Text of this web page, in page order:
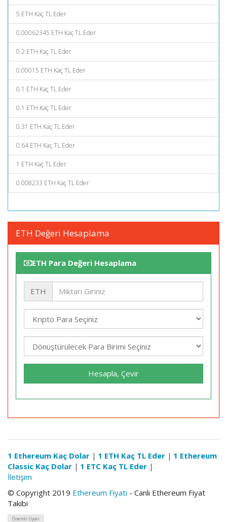
5 ETH Kaç TL Eder
0.00062345 ETH Kaç TL Eder
0.2 ETH Kaç TL Eder
0.00015 ETH Kaç TL Eder
0.1 ETH Kaç TL Eder
0.1 ETH Kaç TL Eder
0.31 ETH Kaç TL Eder
0.64 ETH Kaç TL Eder
1 ETH Kaç TL Eder
0.008233 ETH Kaç TL Eder
ETH Değeri Hesaplama
ETH Para Değeri Hesaplama
ETH
Hesapla, Çevir
1 Ethereum Kaç Dolar | 1 ETH Kaç TL Eder | 1 Ethereum
Classic Kaç Dolar | 1 ETC Kaç TL Eder |
İletişim
© Copyright 2019 Ethereum Fiyatı - Canlı Ethereum Fiyat
Takibi
Önemli Uyarı